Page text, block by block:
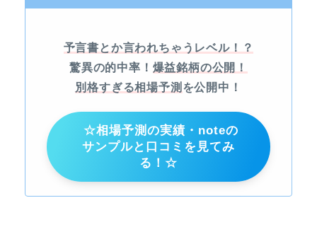
予言書とか言われちゃうレベル！？
驚異の的中率！ 爆益銘柄の公開！
別格すぎる相場予測 を公開中！
☆相場予測の実績・noteの
サンプルと口コミを見てみ
る！☆